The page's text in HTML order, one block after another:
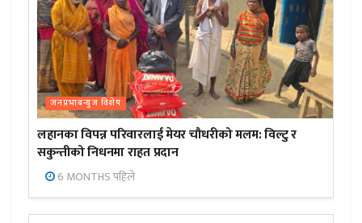
जनप्रभाबन्युज विशेष
लहानका विपन्न परिवारलाई मेयर चौधरीको मलम: विल्टु र
सकुन्तीको निधनमा राहत प्रदान
6 MONTHS पहिले